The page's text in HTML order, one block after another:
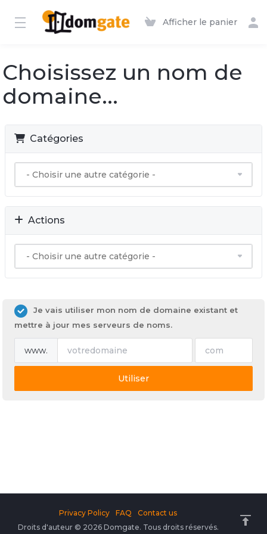
Afficher le panier
Choisissez un nom de
domaine...
Catégories
Actions
Je vais utiliser mon nom de domaine existant et
mettre à jour mes serveurs de noms.
www.
Utiliser
Droits d'auteur © 2026 Domgate. Tous droits réservés.
Privacy Policy FAQ Contact us